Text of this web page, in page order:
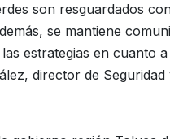
son resguardados
se mantiene
estrategias en cuanto
director de